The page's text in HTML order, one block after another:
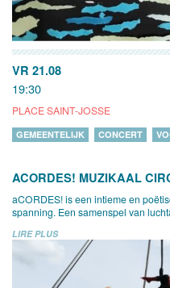
VR 21.08
19:30
PLACE SAINT-JOSSE
GEMEENTELIJK CONCERT
ACORDES! MUZIKAAL
aCORDES! is een intieme en
spanning. Een samenspel van
LIRE PLUS